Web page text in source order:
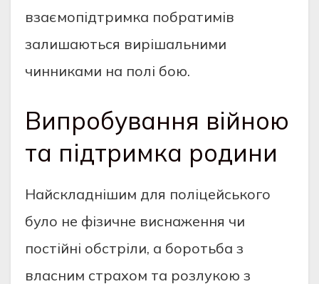
взаємопідтримка побратимів
залишаються вирішальними
чинниками на полі бою.
Випробування війною
та підтримка родини
Найскладнішим для поліцейського
було не фізичне виснаження чи
постійні обстріли, а боротьба з
власним страхом та розлукою з